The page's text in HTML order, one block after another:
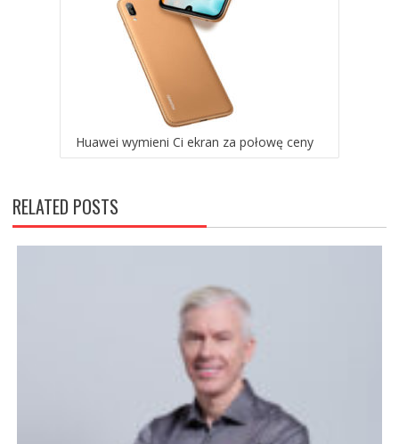
Huawei wymieni Ci ekran za połowę ceny
RELATED POSTS